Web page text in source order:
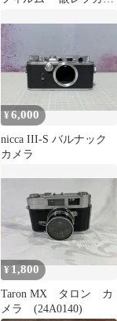
¥6,000
nicca III-S バルナック
カメラ
¥ 1,800
Taron MX タロン カ
メラ (24A0140)